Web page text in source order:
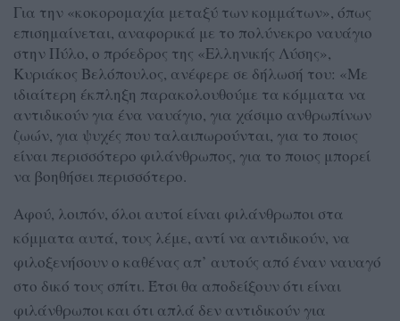
Για την «κοκορομαχία μεταξύ των κομμάτων», όπως
επισημαίνεται, αναφορικά με το πολύνεκρο ναυάγιο
στην Πύλο, ο πρόεδρος της «Ελληνικής Λύσης»,
Κυριάκος Βελόπουλος, ανέφερε σε δήλωσή του: «Με
ιδιαίτερη έκπληξη παρακολουθούμε τα κόμματα να
αντιδικούν για ένα ναυάγιο, για χάσιμο ανθρωπίνων
ζωών, για ψυχές που ταλαιπωρούνται, για το ποιος
είναι περισσότερο φιλάνθρωπος, για το ποιος μπορεί
να βοηθήσει περισσότερο.
Αφού, λοιπόν, όλοι αυτοί είναι φιλάνθρωποι στα
κόμματα αυτά, τους λέμε, αντί να αντιδικούν, να
φιλοξενήσουν ο καθένας απ’ αυτούς από έναν ναυαγό
στο δικό τους σπίτι. Έτσι θα αποδείξουν ότι είναι
φιλάνθρωποι και ότι απλά δεν αντιδικούν για